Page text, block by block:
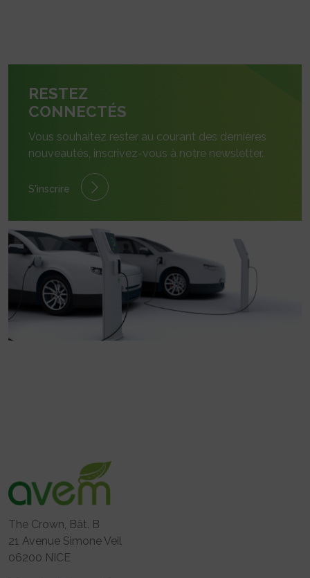
RESTEZ
CONNECTÉS
Vous souhaitez rester au courant des dernières
nouveautés, inscrivez-vous à notre newsletter.
S'inscrire
The Crown, Bât. B
21 Avenue Simone Veil
06200 NICE